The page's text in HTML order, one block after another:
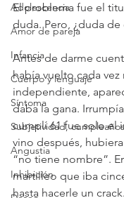
Adolescencia
Amor de pareja
Infancia
Cuerpo y lenguaje
Síntoma
Subjetividad,
Angustia
Inhibición
El problema fue el
duda. Pero, ¿duda de
Antes de darme
había vuelto cada vez
independiente,
daba la gana.
cumplí 61 fue solo el
vino después,
“no tiene nombre”.
martilleo que iba
hasta hacerle un